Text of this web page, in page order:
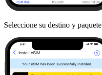
Seleccione su destino y paquete